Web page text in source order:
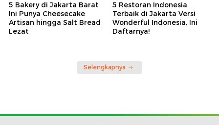
5 Bakery di Jakarta Barat
Ini Punya Cheesecake
Artisan hingga Salt Bread
Lezat
5 Restoran Indonesia
Terbaik di Jakarta Versi
Wonderful Indonesia, Ini
Daftarnya!
Selengkapnya